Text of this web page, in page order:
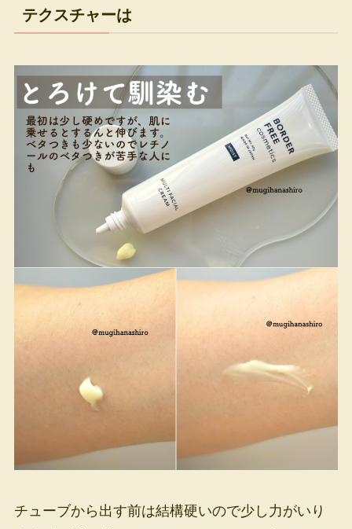
テクスチャーは
チューブから出す前は結構硬いので少し力がいり